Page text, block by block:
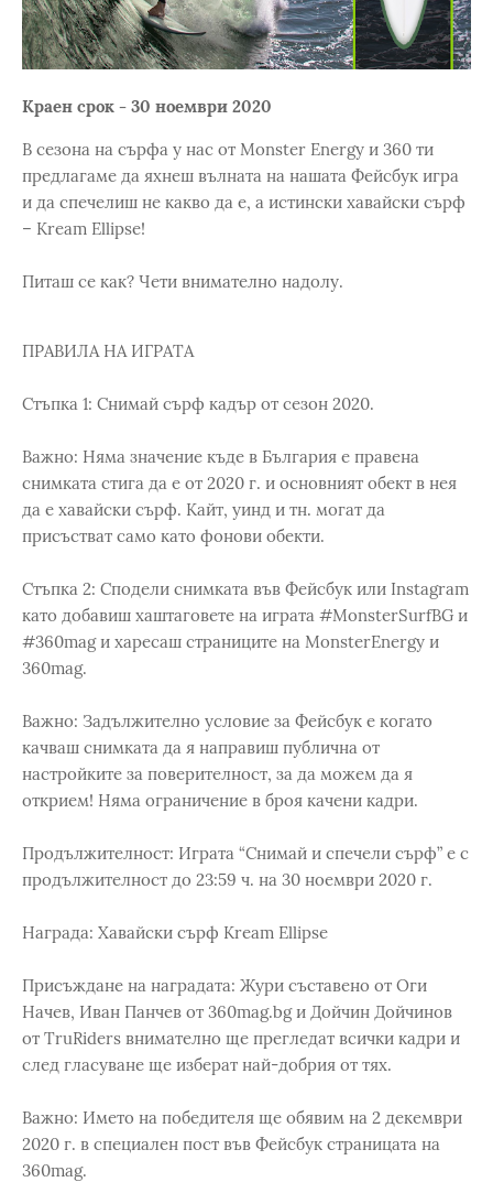
Краен срок - 30 ноември 2020
В сезона на сърфа у нас от Monster Energy и 360 ти
предлагаме да яхнеш вълната на нашата Фейсбук игра
и да спечелиш не какво да е, а истински хавайски сърф
– Kream Ellipse!
Питаш се как? Чети внимателно надолу.
ПРАВИЛА НА ИГРАТА
Стъпка 1: Снимай сърф кадър от сезон 2020.
Важно: Няма значение къде в България е правена
снимката стига да е от 2020 г. и основният обект в нея
да е хавайски сърф. Кайт, уинд и тн. могат да
присъстват само като фонови обекти.
Стъпка 2: Сподели снимката във Фейсбук или Instagram
като добавиш хаштаговете на играта #MonsterSurfBG и
#360mag и харесаш страниците на MonsterEnergy и
360mag.
Важно: Задължително условие за Фейсбук е когато
качваш снимката да я направиш публична от
настройките за поверителност, за да можем да я
открием! Няма ограничение в броя качени кадри.
Продължителност: Играта “Снимай и спечели сърф” е с
продължителност до 23:59 ч. на 30 ноември 2020 г.
Награда: Хавайски сърф Kream Ellipse
Присъждане на наградата: Жури съставено от Оги
Начев, Иван Панчев от 360mag.bg и Дойчин Дойчинов
от TruRiders внимателно ще прегледат всички кадри и
след гласуване ще изберат най-добрия от тях.
Важно: Името на победителя ще обявим на 2 декември
2020 г. в специален пост във Фейсбук страницата на
360mag.